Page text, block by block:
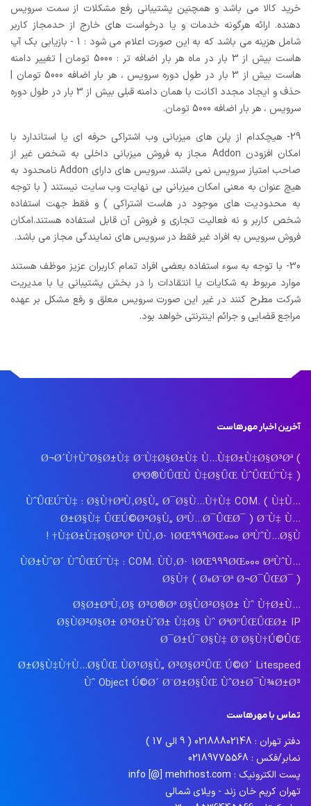
خرید کالا می باشد و همچنین پشتیبانی رفع مشکلات از سمت سرویس
دهنده. ارائه هرگونه خدمات و یا درخواست های خارج از حدمجاز کاربر
شامل هزینه می باشد که به این صورت اعلام می شود : 1 - بازیابی بک آپ
هاست بیش از 3 بار در ماه هر بار اضافه تر : 5000 تومان | تغییر دامنه
هاست بیش از 3 بار در طول دوره سرویس ، هر بار اضافه 5000 تومان |
حذف و ایجاد مجدد اکانت با همان دامنه قبلی بیش از 3 بار در طول دوره
سرویس ، هر بار اضافه 5000 تومان.
29- هیچکدام از پلن های میزبانی وب اشتراکی حرفه ای یا استاندارد با
امکان افزودن Addon مجاز به فروش میزبانی داخلی به شخص غیر از
صاحب امتیاز سرویس نمی باشند. سرویس های دارای Addon نامحدود به
هیچ عنوان به معنی امکان میزبانی بی نهایت وب سایت نیستند ( با توجه
به محدودیت های موجود در هاست اشتراکی ) و فقط جهت استفاده
شخص کاربر و نه فعالیت تجاری و فروش آن قابل استفاده هستند.امکان
فروش سرویس به افراد غیر فقط در سرویس های نمایندگی مجاز می باشد.
30- با توجه به سوء استفاده بعضی افراد تمام کاربران عزیز موظف هستند
موارد مربوط به شکایات یا انتقادات را در بخش پشتیبانی یا با مدیریت
شرکت مطرح کنند در غیر این صورت سرویس معلق و رفع مشکل بر عهده
مراجع قضایی و جرائم اینترنتی خواهد بود.
آخرین اخبار مهرهاست
Ø¬Ø´Ù†ÙˆØ§Ø±Ù‡ Ø¨Ù‡Ø§Ø±Ù‡ Ù…Ù‡Ø±Ù‡Ø§Ø³Øª (
ØªØ®ÙÛŒÙ Ù‡Ø§ÛŒ ÙˆÛŒÚ˜Ù‡ )
ÙˆÛŒÚ˜Ù‡ : Ø§Ù†ØªÙ‚Ø§Ù„ Ø¯Ø§Ù…Ù†Ù‡ COM. ( Ù‡Ù…
Ø±Ø§Ù‡ ÛŒÚ©Ø³Ø§Ù„ ØªÙ…Ø¯ÛŒØ¯ ) Ø¨Ù‡ Ù…
Ù‡Ø±Ù‡Ø§Ø³Øª ÙÙ‚Ø· 1ØŒ999ØŒ000 ØªÙˆÙ…Ø§Ù† !
ÙØ±ÙˆØ´ ÙˆÛŒÚ˜Ù‡ : COM. ÙÙ‚Ø· 1ØŒ999ØŒ000 ØªÙˆÙ…
Ø§Ù† ( Ø«Ø¨Øª Ø¬Ø¯ÛŒØ¯ )
Ø§Ø±ØªÙ‚Ø§ Ø³Ø®Øª Ø§ÙØ²Ø§Ø± Ùˆ Ù†Ø±Ù…
Ø§ÙØ²Ø§Ø± Ø³Ø±ÙˆØ± Ù‡Ø§ Ùˆ ØªØºÛŒÛŒØ± IP
Ø¯Ø±Ú¯Ø§Ù‡ Ø¨Ø§Ù†Ú©ÛŒ
Ø±Ø§Ù‡Ù†Ù…Ø§ÛŒ ÙØ¹Ø§Ù„ Ø³Ø§Ø²ÛŒ Ú©Ø´ Litespeed
Ùˆ Object Ú©Ø´ Ø¨Ø±Ø§ÛŒ ÙˆØ±Ø¯Ù¾Ø±Ø³
تماس با مهرهاست
دفتر تهران : 02188802148 ( 9 الی 17 )
نمابر/فکس : 02189775568
پست الکترونیک : info [@] mehrhost.com
تهران کریم خان زند - ویلای شمالی